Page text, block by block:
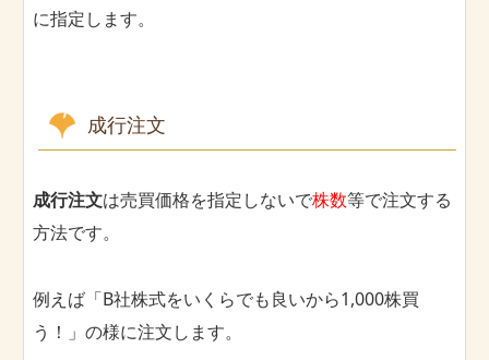
に指定します。
成行注文
成行注文は売買価格を指定しないで株数等で注文する
方法です。
例えば「B社株式をいくらでも良いから1,000株買
う！」の様に注文します。